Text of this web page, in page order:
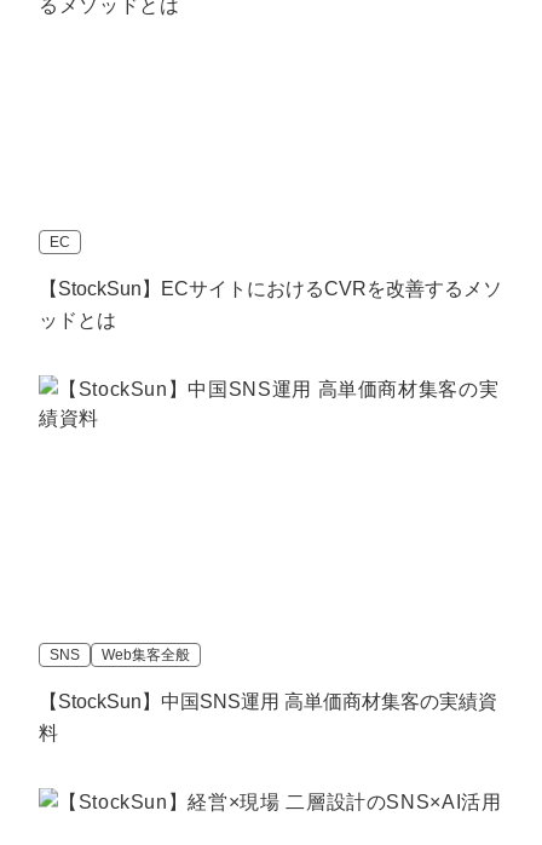
EC
【StockSun】ECサイトにおけるCVRを改善するメソ
ッドとは
SNS Web集客全般
【StockSun】中国SNS運用 高単価商材集客の実績資
料